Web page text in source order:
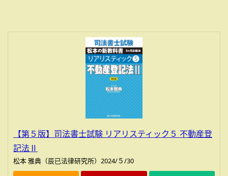
【第５版】司法書士試験 リアリスティック５ 不動産登
記法Ⅱ
松本 雅典（辰已法律研究所）2024/５/30